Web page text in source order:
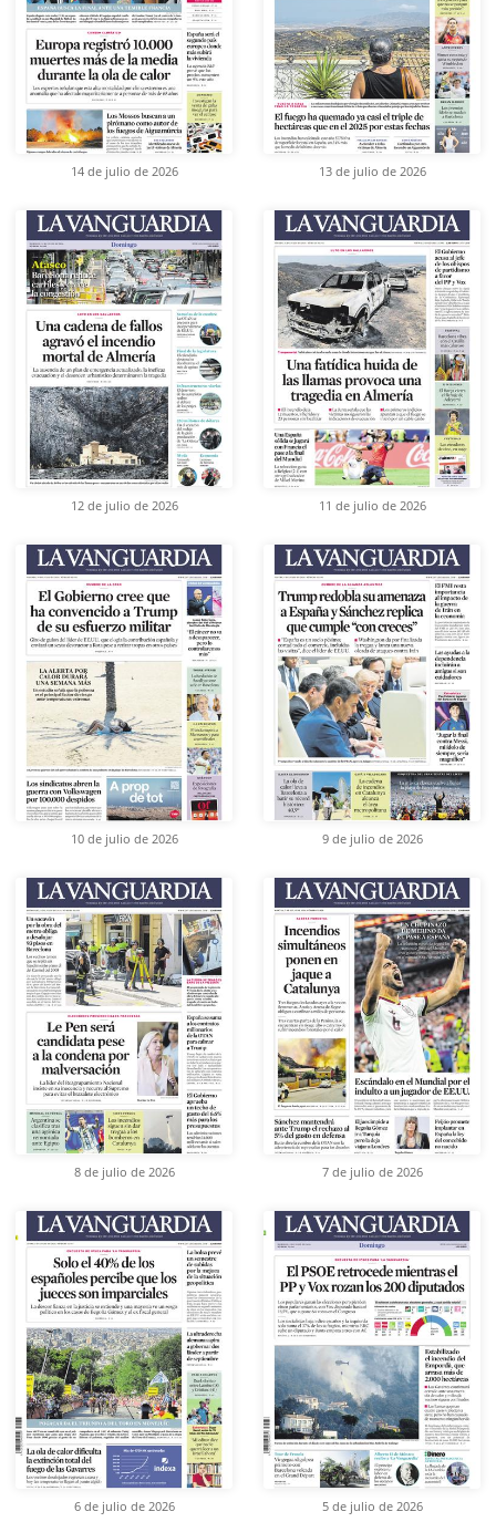
14 de julio de 2026 13 de julio de 2026
12 de julio de 2026 11 de julio de 2026
10 de julio de 2026 9 de julio de 2026
8 de julio de 2026 7 de julio de 2026
6 de julio de 2026 5 de julio de 2026